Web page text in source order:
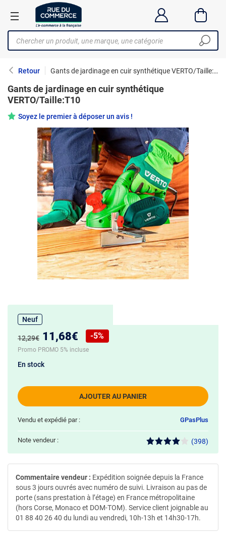
Retour Gants de jardinage en cuir synthétique VERTO/Taille:T10
Gants de jardinage en cuir synthétique
VERTO/Taille:T10
Soyez le premier à déposer un avis !
Neuf
Ancien prix :
12,29€ Nouveau prix :
11,68€
Réduction de :
-5%
Promo PROMO 5% incluse
AJOUTER AU PANIER
En stock
Vendu et expédié par : GPasPlus
Note vendeur : (398)
Commentaire vendeur : Expédition soignée depuis la France
sous 3 jours ouvrés avec numéro de suivi. Livraison au pas de
porte (sans prestation à l’étage) en France métropolitaine
(hors Corse, Monaco et DOM-TOM). Service client joignable au
01 88 40 26 40 du lundi au vendredi, 10h-13h et 14h30-17h.